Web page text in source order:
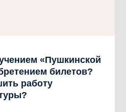
«Пушкинской
билетов?
работу